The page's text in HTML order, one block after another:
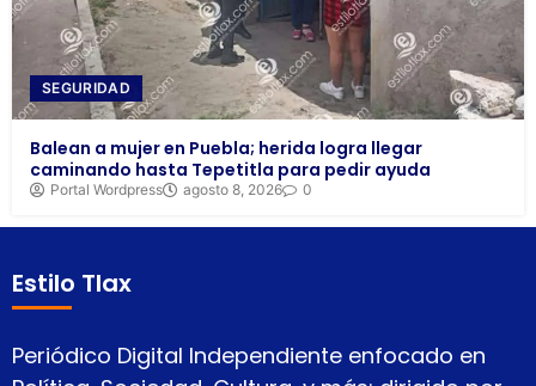
SEGURIDAD
Balean a mujer en Puebla; herida logra llegar
caminando hasta Tepetitla para pedir ayuda
Portal Wordpress agosto 8, 2026 0
Estilo Tlax
Periódico Digital Independiente enfocado en